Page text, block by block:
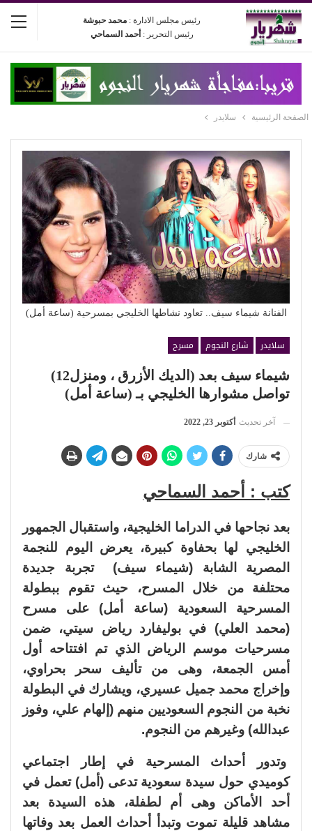
رئيس مجلس الادارة : محمد حبوشة
رئيس التحرير : أحمد السماحي
الصفحة الرئيسية سلايدر
الفنانة شيماء سيف.. تعاود نشاطها الخليجي بمسرحية (ساعة أمل)
سلايدر شارع النجوم
مسرح
شيماء سيف بعد (الديك الأزرق ، ومنزل12)
تواصل مشوارها الخليجي بـ (ساعة أمل)
آخر تحديث أكتوبر 23, 2022
شارك
كتب : أحمد السماحي
بعد نجاحها في الدراما الخليجية، واستقبال الجمهور
الخليجي لها بحفاوة كبيرة، يعرض اليوم للنجمة
المصرية الشابة (شيماء سيف) تجربة جديدة
محتلفة من خلال المسرح، حيث تقوم ببطولة
المسرحية السعودية (ساعة أمل) على مسرح
(محمد العلي) في بوليفارد رياض سيتي، ضمن
مسرحيات موسم الرياض الذي تم افتتاحه أول
أمس الجمعة، وهى من تأليف سحر بحراوي،
وإخراج محمد جميل عسيري، ويشارك في البطولة
نخبة من النجوم السعوديين منهم (إلهام علي، وفوز
عبدالله) وغيرهم من النجوم.
وتدور أحداث المسرحية في إطار اجتماعي
كوميدي حول سيدة سعودية تدعى (أمل) تعمل في
أحد الأماكن وهى أم لطفلة، هذه السيدة بعد
مشاهد قليلة تموت وتبدأ أحداث العمل بعد وفاتها